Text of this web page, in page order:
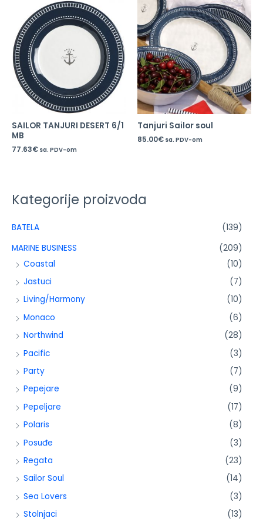
Kategorije proizvoda
BATELA
(139)
MARINE BUSINESS
(209)
Coastal
(10)
Jastuci
(7)
Living/Harmony
(10)
Monaco
(6)
Northwind
(28)
Pacific
(3)
Party
(7)
Pepejare
(9)
Pepeljare
(17)
Polaris
(8)
Posuđe
(3)
Regata
(23)
Sailor Soul
(14)
Sea Lovers
(3)
Stolnjaci
(13)
SAILOR TANJURI DESERT 6/1
MB
77.63€ sa. PDV-om
Tanjuri Sailor soul
85.00€ sa. PDV-om